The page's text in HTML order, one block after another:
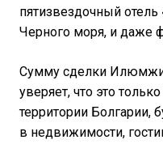
пятизвездочный отель
Черного моря, и даже
Сумму сделки
уверяет, что это
территории Болгарии,
в недвижимости,